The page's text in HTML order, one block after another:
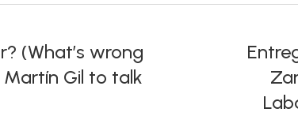
(What’s wrong
Gil to talk